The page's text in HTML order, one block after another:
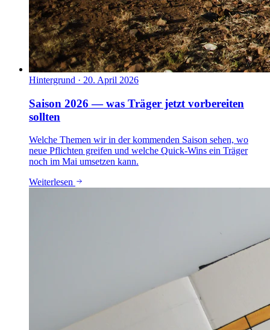
Hintergrund · 20. April 2026
Saison 2026 — was Träger jetzt vorbereiten
sollten
Welche Themen wir in der kommenden Saison sehen, wo
neue Pflichten greifen und welche Quick-Wins ein Träger
noch im Mai umsetzen kann.
Weiterlesen